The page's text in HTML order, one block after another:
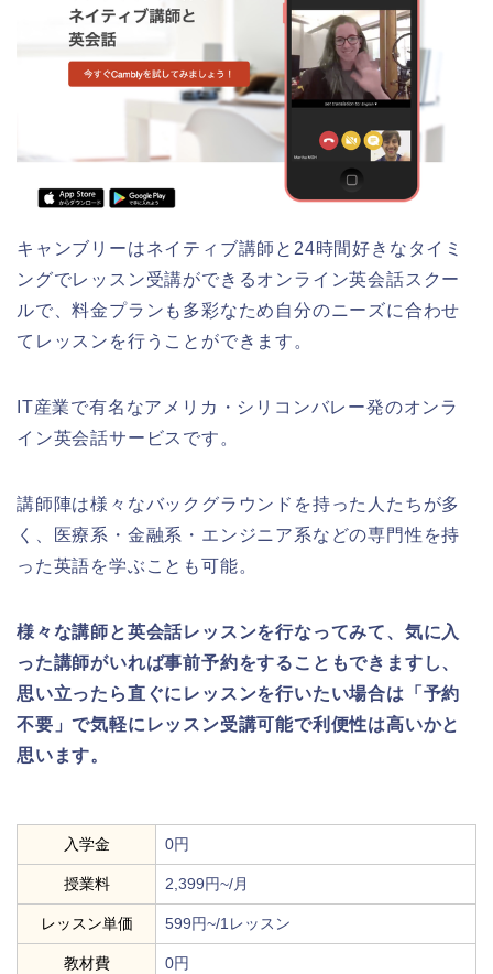
キャンブリーはネイティブ講師と24時間好きなタイミ
ングでレッスン受講ができるオンライン英会話スクー
ルで、料金プランも多彩なため自分のニーズに合わせ
てレッスンを行うことができます。
IT産業で有名なアメリカ・シリコンバレー発のオンラ
イン英会話サービスです。
講師陣は様々なバックグラウンドを持った人たちが多
く、医療系・金融系・エンジニア系などの専門性を持
った英語を学ぶことも可能。
様々な講師と英会話レッスンを行なってみて、気に入
った講師がいれば事前予約をすることもできますし、
思い立ったら直ぐにレッスンを行いたい場合は「予約
不要」で気軽にレッスン受講可能で利便性は高いかと
思います。
入学金 0円
授業料 2,399円~/月
レッスン単価 599円~/1レッスン
教材費 0円